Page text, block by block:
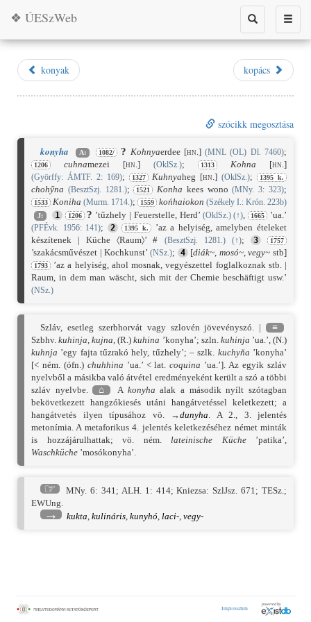
Toggle
Toggle
search
❖ ÚESzWeb
konyak kopács
szócikk megosztása
konyha A: 1082/ ? Kohnyaerdee[hn.] (MNL (OL) Dl. 7460);
1206 cuhnamezei [hn.] (OklSz.); 1313 Kohna [hn.]
(Györffy: ÁMTF. 2: 169); 1327 Kuhnyaheg [hn.] (OklSz.); 1395 k.
chohy̋na (BesztSzj. 1281.); 1521 Konha kees wono(MNy. 3: 323);
1533 Koniha (Murm. 1714.); 1559 końhaiokon (Székely I.: Krón. 223b)
J: 1 1206 ? ’tűzhely | Feuerstelle, Herd’ (OklSz.) (↑), 1665 ’ua.’
(PFÉvk. 1956: 141); 2 1395 k.
’az a helyiség, amelyben ételeket
készítenek | Küche 〈Raum〉’ # (BesztSzj. 1281.) (↑); 3 1757
’szakácsművészet | Kochkunst’ (NSz.); 4 [diák~, mosó~,vegy~ stb]
1793
’az a helyiség, ahol mosnak, vegyészettel foglalkoznak stb. |
Raum, in dem man wäscht, sich mit der Chemie beschäftigt usw.’
(NSz.)
Szláv, esetleg szerbhorvát vagy szlovén jövevényszó. |
≡
Szbhv.kuhinja,kujna, (R.)kuhina ’konyha’; szln. kuhinja ’ua.’, (N.)
kuhnja ’egy fajta tűzrakó hely, tűzhely’; – szlk. kuchyňa ’konyha’
[< ném. (ófn.) chuhhina ’ua.’ < lat.coquina ’ua.’]. Az egyik szláv
nyelvből a másikba való átvétel eredményeként került a szó a többi
szláv nyelvbe.
⌂ A konyha alak a második nyílt szótagban
bekövetkezett hangzókiesés utáni hangátvetéssel keletkezett; a
hangátvetés ilyen típusához vö. →dunyha. A 2., 3. jelentés
metonímia. A metaforikus 4. jelentés keletkezéséhez német minták
is hozzájárulhattak; vö. ném. lateinische Küche’patika’,
Waschküche ’mosókonyha’.
☞ MNy. 6: 341; ALH. 1: 414;Kniezsa: SzlJsz. 671;TESz.;
EWUng.
→ kukta,kulináris,kunyhó,laci-,vegy-